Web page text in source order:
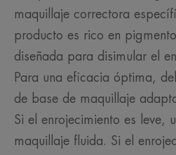
maquillaje correctora
producto es rico en
diseñada para disimular el
Para una eficacia óptima,
de base de maquillaje
Si el enrojecimiento es leve,
maquillaje fluida. Si el